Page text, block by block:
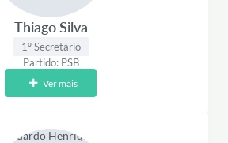
Thiago Silva
1º Secretário
Partido: PSB
Ver mais